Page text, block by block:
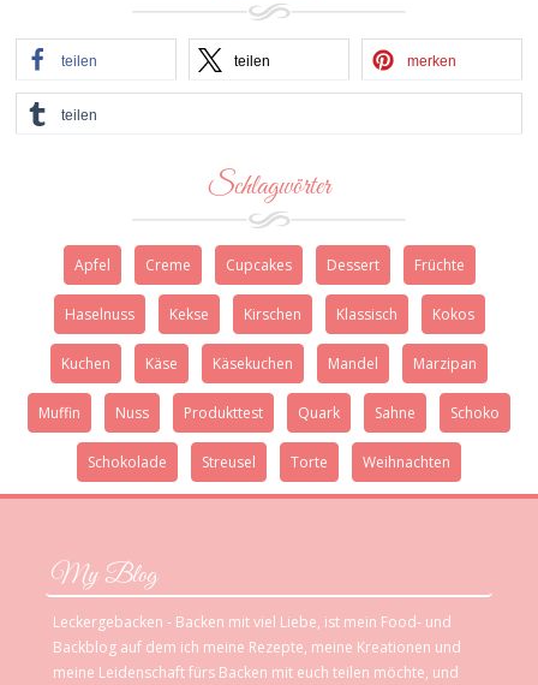
teilen teilen merken
teilen
Schlagwörter
Apfel Creme Cupcakes Dessert Früchte
Haselnuss Kekse Kirschen Klassisch Kokos
Kuchen Käse Käsekuchen Mandel Marzipan
Muffin Nuss Produkttest Quark Sahne Schoko
Schokolade Streusel Torte Weihnachten
My Blog
Leckergebacken - Backen mit viel Liebe, ist mein Food- und
Backblog auf dem ich meine Rezepte, meine Kreationen und
meine Leidenschaft fürs Backen mit euch teilen möchte, und